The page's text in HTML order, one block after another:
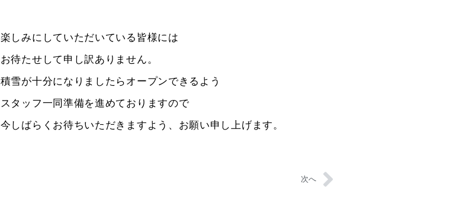
楽しみにしていただいている皆様には
お待たせして申し訳ありません。
積雪が十分になりましたらオープンできるよう
スタッフ一同準備を進めておりますので
今しばらくお待ちいただきますよう、お願い申し上げます。
次へ